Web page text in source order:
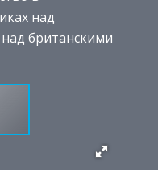
над
британскими